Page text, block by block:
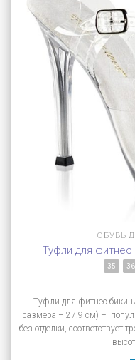
ОБУВЬ
Туфли для фитнес
35 36
Туфли для фитнес
размера – 27.9 см) –
без отделки, соответствует